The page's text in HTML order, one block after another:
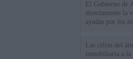
El Gobierno de
directamente la
ayudas por los
Las cifras del
inmobiliaria a la